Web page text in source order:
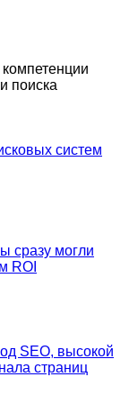
поиска
систем
сразу могли
ROI
SEO, высокой
страниц